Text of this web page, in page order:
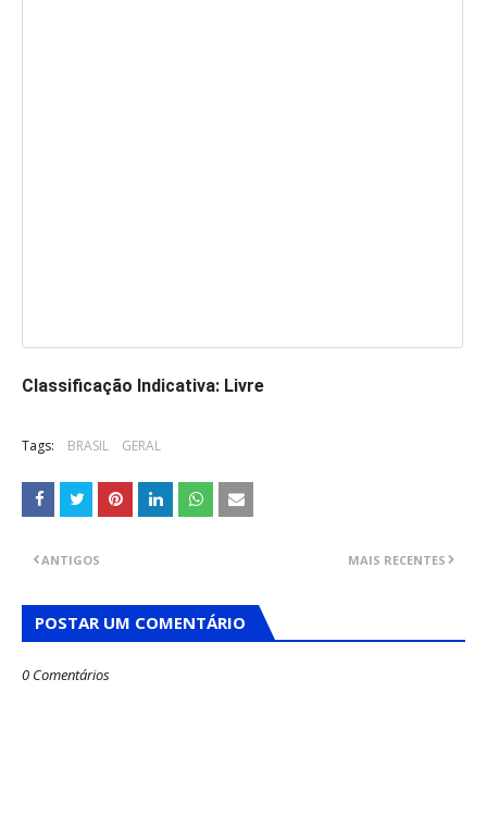
Classificação Indicativa: Livre
Tags: BRASIL GERAL
MAIS RECENTES
ANTIGOS
POSTAR UM COMENTÁRIO
0 Comentários